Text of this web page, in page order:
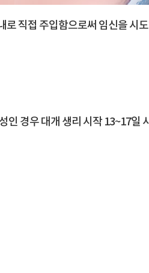
로 직접 주입함으로써 임신을 시
인 경우 대개 생리 시작 13~17일